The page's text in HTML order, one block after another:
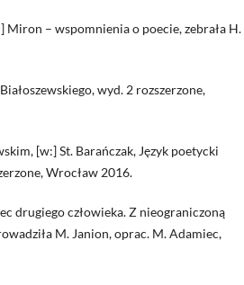
– wspomnienia o poecie, zebrała H.
wyd. 2 rozszerzone,
[w:] St. Barańczak, Język poetycki
Wrocław 2016.
drugiego człowieka. Z nieograniczoną
M. Janion, oprac. M. Adamiec,